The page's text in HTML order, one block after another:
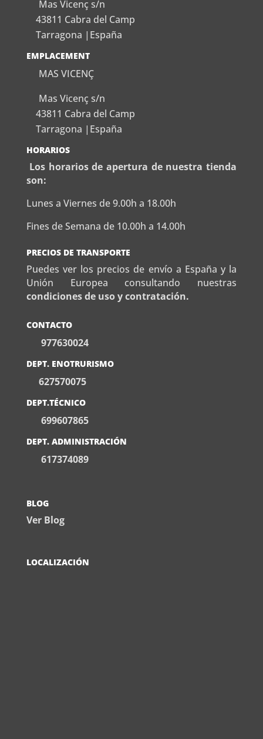
Mas Vicenç s/n
43811 Cabra del Camp
Tarragona |España
EMPLACEMENT
MAS VICENÇ
Mas Vicenç s/n
43811 Cabra del Camp
Tarragona |España
HORARIOS
Los horarios de apertura de nuestra tienda
son:
Lunes a Viernes de 9.00h a 18.00h
Fines de Semana de 10.00h a 14.00h
PRECIOS DE TRANSPORTE
Puedes ver los precios de envío a España y la
Unión Europea consultando nuestras
condiciones de uso y contratación.
CONTACTO
977630024
DEPT. ENOTRURISMO
627570075
DEPT.TÉCNICO
699607865
DEPT. ADMINISTRACIÓN
617374089
BLOG
Ver Blog
LOCALIZACIÓN